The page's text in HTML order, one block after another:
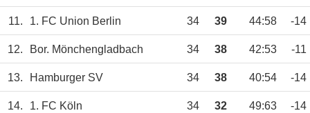
11. 1. FC Union Berlin 34 39 44:58 -14
12. Bor. Mönchengladbach 34 38 42:53 -11
13. Hamburger SV 34 38 40:54 -14
14. 1. FC Köln 34 32 49:63 -14